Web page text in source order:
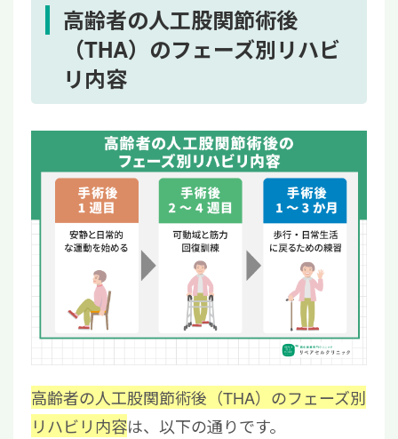
高齢者の人工股関節術後
（THA）のフェーズ別リハビ
リ内容
高齢者の人工股関節術後（THA）のフェーズ別
リハビリ内容は、以下の通りです。